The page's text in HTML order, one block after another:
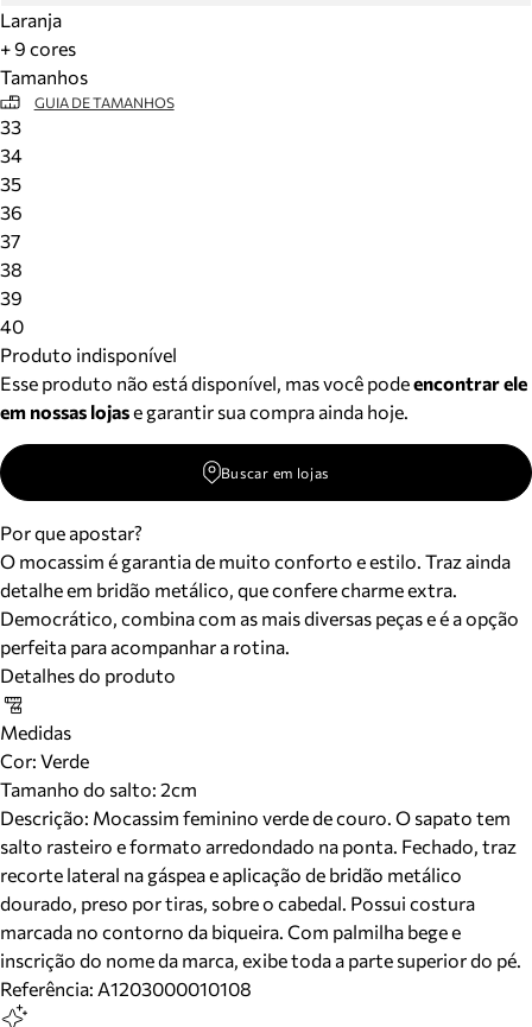
Laranja
+ 9 cores
Tamanhos
GUIA DE TAMANHOS
33
34
35
36
37
38
39
40
Produto indisponível
Esse produto não está disponível, mas você podeencontrar ele
em nossas lojase garantir sua compra ainda hoje.
Buscar em lojas
Por que apostar?
O mocassim é garantia de muito conforto e estilo. Traz ainda
detalhe em bridão metálico, que confere charme extra.
Democrático, combina com as mais diversas peças e é a opção
perfeita para acompanhar a rotina.
Detalhes do produto
Medidas
Cor: Verde
Tamanho do salto: 2cm
Descrição: Mocassim feminino verde de couro. O sapato tem
salto rasteiro e formato arredondado na ponta. Fechado, traz
recorte lateral na gáspea e aplicação de bridão metálico
dourado, preso por tiras, sobre o cabedal. Possui costura
marcada no contorno da biqueira. Com palmilha bege e
inscrição do nome da marca, exibe toda a parte superior do pé.
Referência: A1203000010108